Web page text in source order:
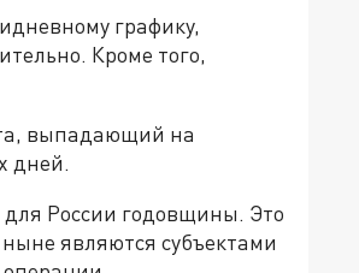
графику,
Кроме того,
выпадающий на
дней.
России годовщины. Это
являются субъектами